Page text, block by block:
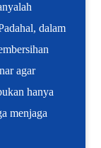
dalam
agar
hanya
menjaga